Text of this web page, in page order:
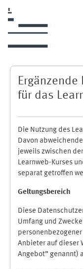
für das
Die Nutzung des
Davon
jeweils zwischen
Learnweb-Kurses
separat getroffen
Geltungsbereich
Diese
Umfang und
Anbieter auf dieser
Angebot” genannt)